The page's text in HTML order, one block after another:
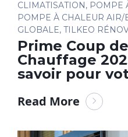
CLIMATISATION, POMPE
POMPE À CHALEUR AIR/
GLOBALE, TILKEO
Prime Coup
Chauffage
savoir pour
Read More